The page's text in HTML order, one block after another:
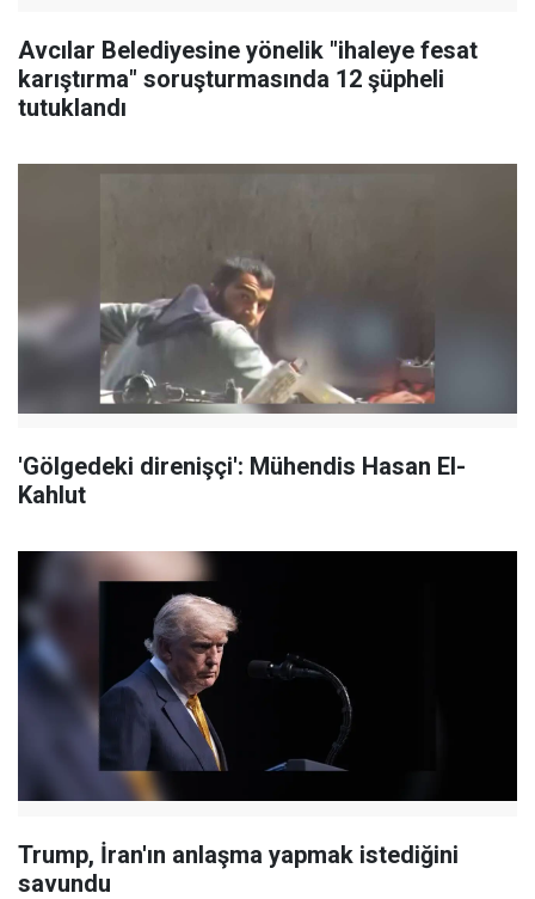
Avcılar Belediyesine yönelik "ihaleye fesat
karıştırma" soruşturmasında 12 şüpheli
tutuklandı
'Gölgedeki direnişçi': Mühendis Hasan El-
Kahlut
Trump, İran'ın anlaşma yapmak istediğini
savundu